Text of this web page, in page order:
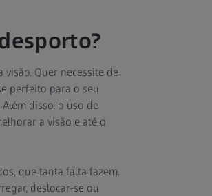
Quer necessite de
perfeito para o seu
disso, o uso de
a visão e até o
que tanta falta fazem.
deslocar-se ou